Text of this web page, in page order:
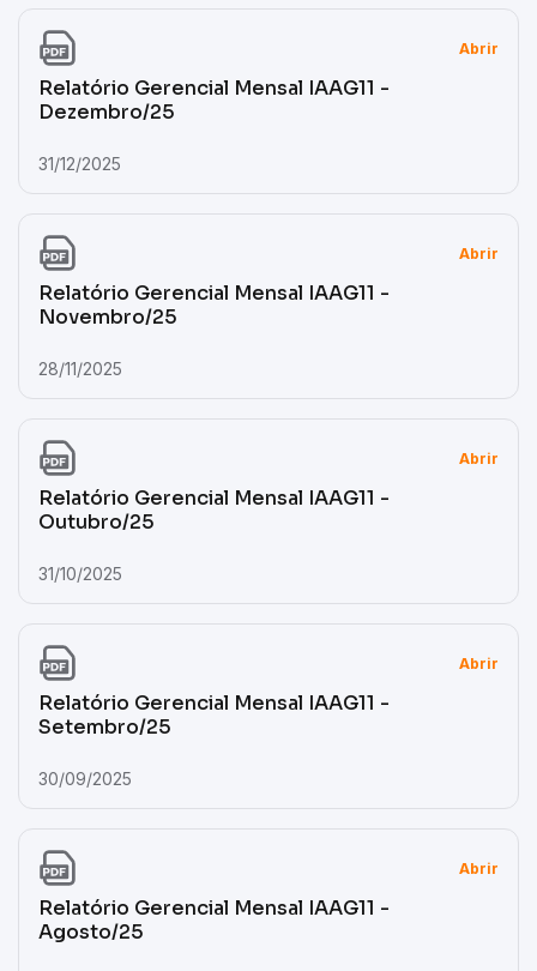
Abrir
Relatório Gerencial Mensal IAAG11 -
Dezembro/25
31/12/2025
Abrir
Relatório Gerencial Mensal IAAG11 -
Novembro/25
28/11/2025
Abrir
Relatório Gerencial Mensal IAAG11 -
Outubro/25
31/10/2025
Abrir
Relatório Gerencial Mensal IAAG11 -
Setembro/25
30/09/2025
Abrir
Relatório Gerencial Mensal IAAG11 -
Agosto/25